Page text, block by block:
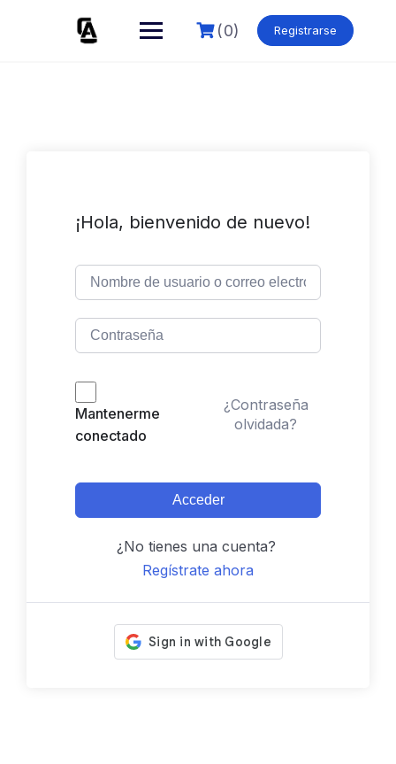
(0) Registrarse
¡Hola, bienvenido de nuevo!
Mantenerme
conectado
¿Contraseña
olvidada?
Acceder
¿No tienes una cuenta?
Regístrate ahora